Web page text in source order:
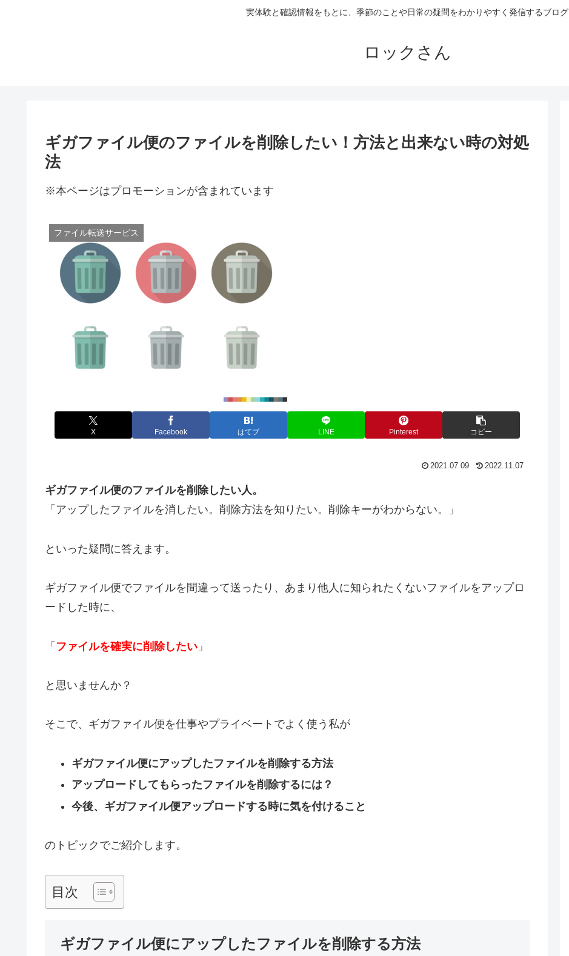
実体験と確認情報をもとに、季節のことや日常の疑問をわかりやすく発信するブログ
ロックさん
ギガファイル便のファイルを削除したい！方法と出来ない時の対処
法
※本ページはプロモーションが含まれています
ファイル転送サービス
X Facebook はてブ LINE Pinterest コピー
2021.07.09 2022.11.07
ギガファイル便のファイルを削除したい人。
「アップしたファイルを消したい。削除方法を知りたい。削除キーがわからない。」
といった疑問に答えます。
ギガファイル便でファイルを間違って送ったり、あまり他人に知られたくないファイルをアップロ
ードした時に、
「 ファイルを確実に削除したい 」
と思いませんか？
そこで、ギガファイル便を仕事やプライベートでよく使う私が
ギガファイル便にアップしたファイルを削除する方法
アップロードしてもらったファイルを削除するには？
今後、ギガファイル便アップロードする時に気を付けること
のトピックでご紹介します。
目次
ギガファイル便にアップしたファイルを削除する方法